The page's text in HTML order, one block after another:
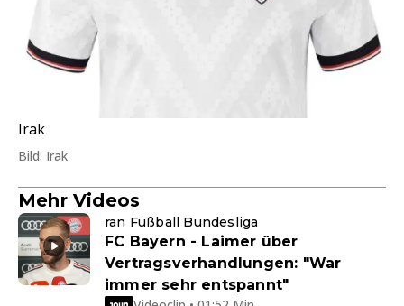
Irak
Bild: Irak
Mehr Videos
ran Fußball Bundesliga
FC Bayern - Laimer über
Vertragsverhandlungen: "War
immer sehr entspannt"